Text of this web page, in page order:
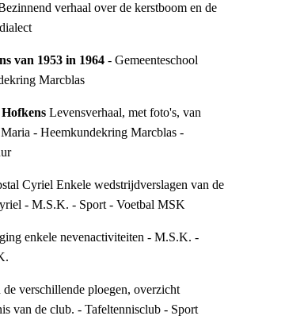
verhaal over de kerstboom en de
van 1953 in 1964 - Gemeenteschool
Marcblas
Hofkens Levensverhaal, met foto's, van
- Heemkundekring Marcblas -
Cyriel Enkele wedstrijdverslagen van de
- M.S.K. - Sport - Voetbal MSK
enkele nevenactiviteiten - M.S.K. -
de verschillende ploegen, overzicht
van de club. - Tafeltennisclub - Sport